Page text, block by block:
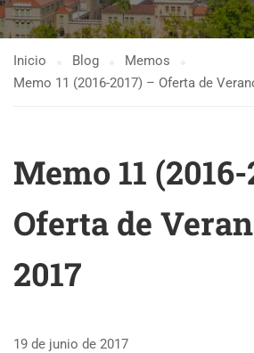
Inicio Blog
Memos
Memo 11 (2016-2017) – Oferta de
Memo 11
Oferta de
2017
19 de junio de 2017